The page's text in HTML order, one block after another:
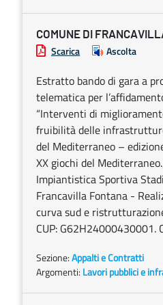
COMUNE DI
Scarica Ascolta
Estratto bando di gara a
telematica per
“Interventi di
fruibilità delle
del Mediterraneo –
XX giochi del
Impiantistica Sportiva
Francavilla Fontana -
curva sud e
CUP: G62H24000430001.
Sezione:Appalti e Contratti
Argomenti: Lavori pubblici e